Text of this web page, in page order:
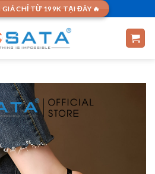
CHỈ TỪ 199K TẠI ĐÂY 🔥